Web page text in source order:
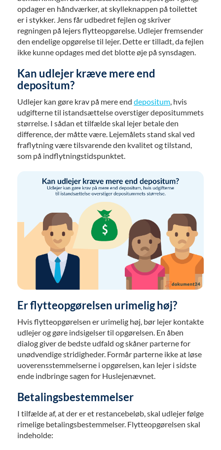
opdager en håndværker, at skylleknappen på toilettet
er i stykker. Jens får udbedret fejlen og skriver
regningen på lejers flytteopgørelse. Udlejer fremsender
den endelige opgørelse til lejer. Dette er tilladt, da fejlen
ikke kunne opdages med det blotte øje på synsdagen.
Kan udlejer kræve mere end
depositum?
Udlejer kan gøre krav på mere end depositum, hvis
udgifterne til istandsættelse overstiger depositummets
størrelse. I sådan et tilfælde skal lejer betale den
difference, der måtte være. Lejemålets stand skal ved
fraflytning være tilsvarende den kvalitet og tilstand,
som på indflytningstidspunktet.
Er flytteopgørelsen urimelig høj?
Hvis flytteopgørelsen er urimelig høj, bør lejer kontakte
udlejer og gøre indsigelser til opgørelsen. En åben
dialog giver de bedste udfald og skåner parterne for
unødvendige stridigheder. Formår parterne ikke at løse
uoverensstemmelserne i opgørelsen, kan lejer i sidste
ende indbringe sagen for Huslejenævnet.
Betalingsbestemmelser
I tilfælde af, at der er et restancebeløb, skal udlejer følge
rimelige betalingsbestemmelser. Flytteopgørelsen skal
indeholde: